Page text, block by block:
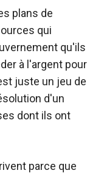
plans de
qui
qu'ils
à l'argent pour
juste un jeu de
d'un
dont ils ont
parce que